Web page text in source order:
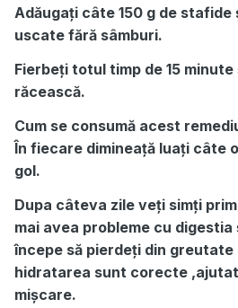
Adăugați câte 150 g de stafide
uscate fără sâmburi.
Fierbeți totul timp de 15 minute
răcească.
Cum se consumă acest
În fiecare dimineață luați câte
gol.
Dupa câteva zile veți simți
mai avea probleme cu
începe să pierdeți din greutate
hidratarea sunt corecte
mișcare.